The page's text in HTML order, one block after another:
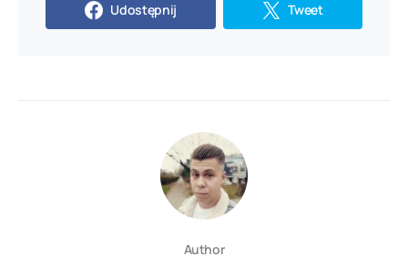
Udostępnij Tweet
Author